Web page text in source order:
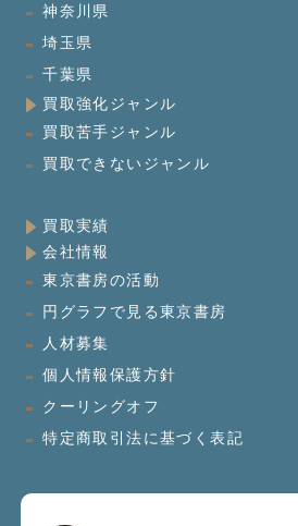
神奈川県
埼玉県
千葉県
買取強化ジャンル
買取苦手ジャンル
買取できないジャンル
買取実績
会社情報
東京書房の活動
円グラフで見る東京書房
人材募集
個人情報保護方針
クーリングオフ
特定商取引法に基づく表記